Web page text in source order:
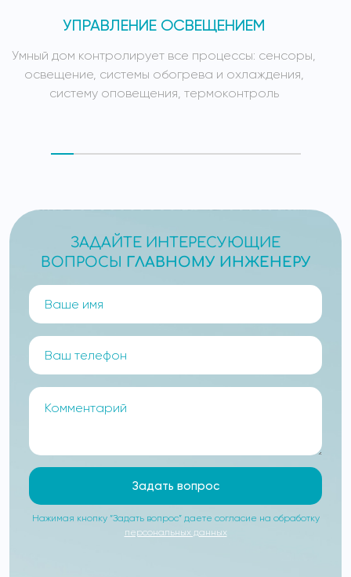
УПРАВЛЕНИЕ ОСВЕЩЕНИЕМ
Умный дом контролирует все процессы: сенсоры,
освещение, системы обогрева и охлаждения,
систему оповещения, термоконтроль
ЗАДАЙТЕ ИНТЕРЕСУЮЩИЕ
ВОПРОСЫ ГЛАВНОМУ ИНЖЕНЕРУ
Задать вопрос
Нажимая кнопку “Задать вопрос” даете согласие на обработку
персональных данных